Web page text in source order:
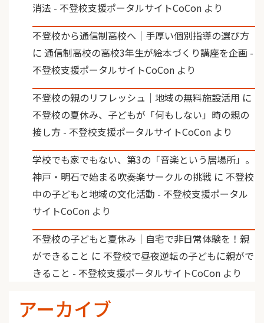
消法 - 不登校支援ポータルサイトCoCon より
不登校から通信制高校へ｜手厚い個別指導の選び方
に 通信制高校の高校3年生が絵本づくり講座を企画 -
不登校支援ポータルサイトCoCon より
不登校の親のリフレッシュ｜地域の無料施設活用 に
不登校の夏休み、子どもが「何もしない」時の親の
接し方 - 不登校支援ポータルサイトCoCon より
学校でも家でもない、第3の「音楽という居場所」。
神戸・明石で始まる吹奏楽サークルの挑戦 に 不登校
中の子どもと地域の文化活動 - 不登校支援ポータル
サイトCoCon より
不登校の子どもと夏休み｜自宅で非日常体験を！親
ができること に 不登校で昼夜逆転の子どもに親がで
きること - 不登校支援ポータルサイトCoCon より
アーカイブ